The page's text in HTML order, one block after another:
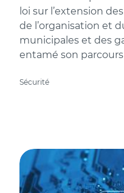
loi sur l’extension
de l’organisation et
municipales et des
entamé son
Sécurité